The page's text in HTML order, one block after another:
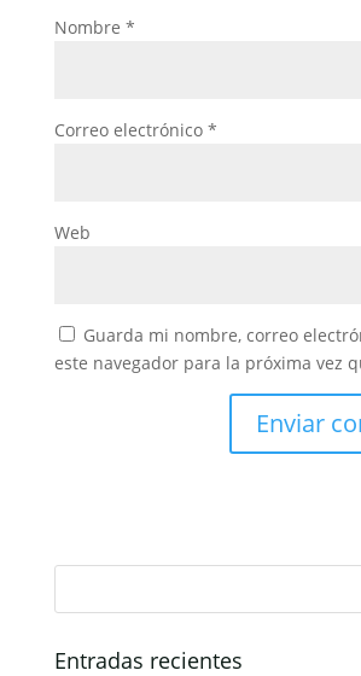
Nombre *
Correo electrónico *
Web
Guarda mi nombre, correo
este navegador para la próxima vez
Entradas recientes